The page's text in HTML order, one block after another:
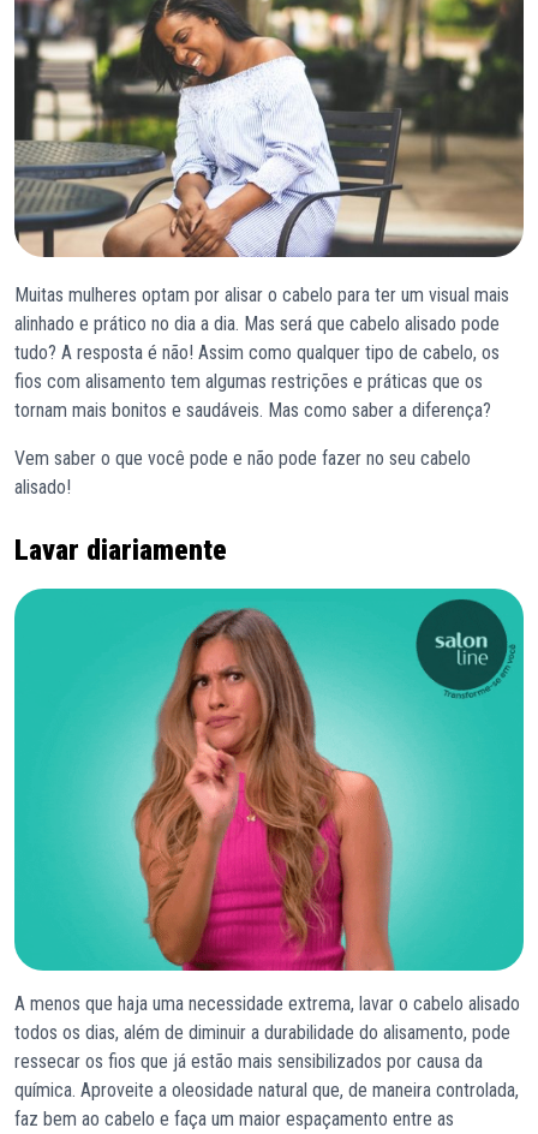
Muitas mulheres optam por alisar o cabelo para ter um visual mais
alinhado e prático no dia a dia. Mas será que cabelo alisado pode
tudo? A resposta é não! Assim como qualquer tipo de cabelo, os
fios com alisamento tem algumas restrições e práticas que os
tornam mais bonitos e saudáveis. Mas como saber a diferença?
Vem saber o que você pode e não pode fazer no seu cabelo
alisado!
Lavar diariamente
A menos que haja uma necessidade extrema, lavar o cabelo alisado
todos os dias, além de diminuir a durabilidade do alisamento, pode
ressecar os fios que já estão mais sensibilizados por causa da
química. Aproveite a oleosidade natural que, de maneira controlada,
faz bem ao cabelo e faça um maior espaçamento entre as